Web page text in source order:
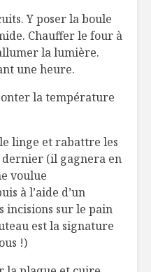
Y poser la boule
Chauffer le four à
la lumière.
une heure.
la température
linge et rabattre les
dernier (il gagnera en
voulue
à l’aide d’un
incisions sur le pain
est la signature
!)